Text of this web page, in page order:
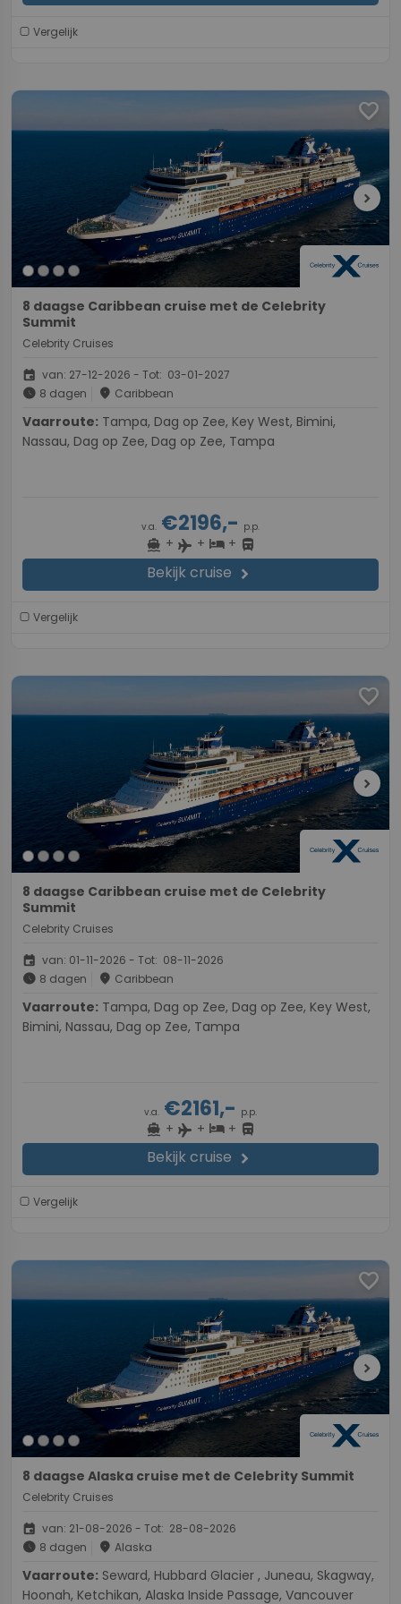
Vergelijk
favorite
chevron_right
8 daagse Caribbean cruise met de Celebrity
Summit
Celebrity Cruises
event van: 27-12-2026 - Tot: 03-01-2027
schedule 8 dagen place Caribbean
Vaarroute:
Nassau, Dag op Zee, Dag op Zee, Tampa
v.a. €2196,- p.p.
directions_boat + flight + hotel+ directions_bus
Bekijk cruise chevron_right
Vergelijk
favorite
chevron_right
8 daagse Caribbean cruise met de Celebrity
Summit
Celebrity Cruises
event van: 01-11-2026 - Tot: 08-11-2026
schedule 8 dagen place Caribbean
Vaarroute:
Bimini, Nassau, Dag op Zee, Tampa
v.a. €2161,- p.p.
directions_boat + flight + hotel+ directions_bus
Bekijk cruise chevron_right
Vergelijk
favorite
chevron_right
8 daagse Alaska cruise met de Celebrity Summit
Celebrity Cruises
event van: 21-08-2026 - Tot: 28-08-2026
schedule 8 dagen place Alaska
Vaarroute:
Hoonah, Ketchikan, Alaska Inside Passage, Vancouver